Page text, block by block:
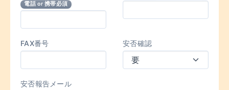
電話 or 携帯必須
FAX番号 安否確認
安否報告メール